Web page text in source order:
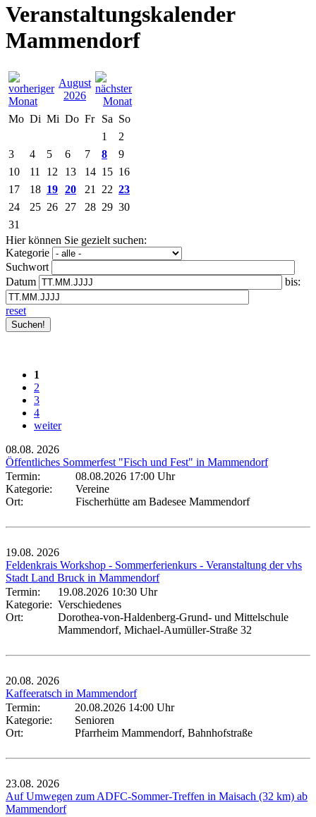
Veranstaltungskalender
Mammendorf
August
2026
Mo Di Mi Do Fr Sa So
1
2
3
4 5 6 7 8
9
10
11 12 13 14 15 16
17
18 19 20 21 22 23
24
25 26 27 28 29 30
31
Hier können Sie gezielt suchen:
Kategorie
Suchwort
Datum
bis:
reset
1
2
3
4
weiter
08.08. 2026
Öffentliches Sommerfest "Fisch und Fest" in Mammendorf
Termin:
08.08.2026 17:00 Uhr
Kategorie:
Vereine
Ort:
Fischerhütte am Badesee Mammendorf
19.08. 2026
Feldenkrais Workshop - Sommerferienkurs - Veranstaltung der vhs
Stadt Land Bruck in Mammendorf
Termin:
19.08.2026 10:30 Uhr
Kategorie: Verschiedenes
Ort:
Dorothea-von-Haldenberg-Grund- und Mittelschule
Mammendorf, Michael-Aumüller-Straße 32
20.08. 2026
Kaffeeratsch in Mammendorf
Termin:
20.08.2026 14:00 Uhr
Kategorie:
Senioren
Ort:
Pfarrheim Mammendorf, Bahnhofstraße
23.08. 2026
Auf Umwegen zum ADFC-Sommer-Treffen in Maisach (32 km) ab
Mammendorf